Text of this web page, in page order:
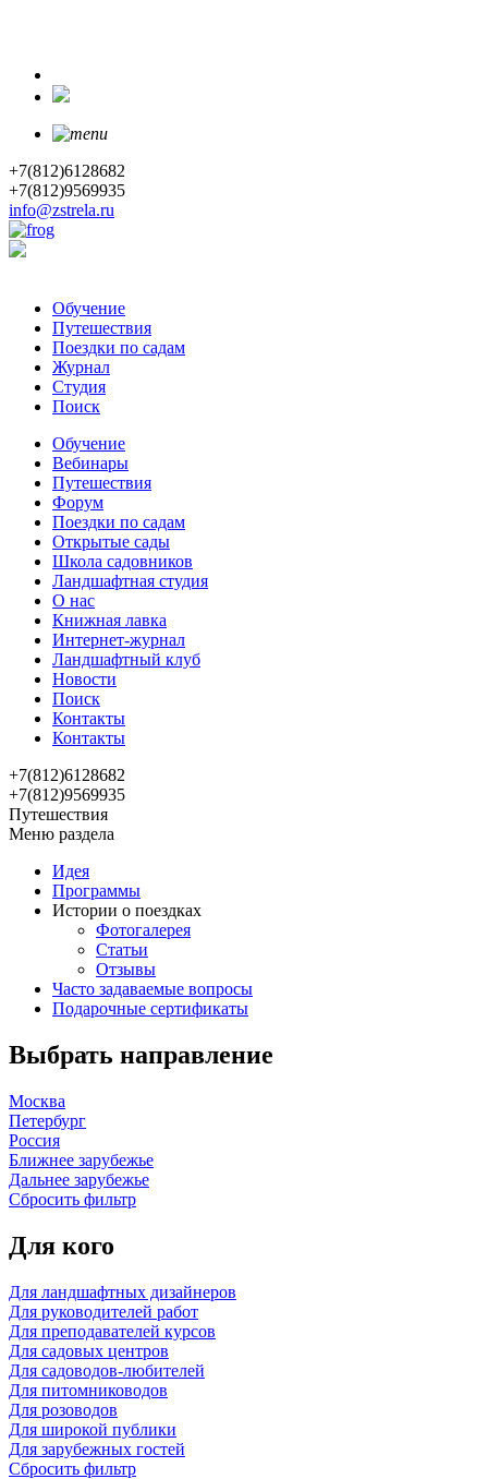
+7(812)6128682
+7(812)9569935
info@zstrela.ru
Обучение
Путешествия
Поездки по садам
Журнал
Студия
Поиск
Обучение
Вебинары
Путешествия
Форум
Поездки по садам
Открытые сады
Школа садовников
Ландшафтная студия
О нас
Книжная лавка
Интернет-журнал
Ландшафтный клуб
Новости
Поиск
Контакты
Контакты
+7(812)6128682
+7(812)9569935
Путешествия
Меню раздела
Идея
Программы
Истории о поездках
Фотогалерея
Статьи
Отзывы
Часто задаваемые вопросы
Подарочные сертификаты
Выбрать направление
Москва
Петербург
Россия
Ближнее зарубежье
Дальнее зарубежье
Сбросить фильтр
Для кого
Для ландшафтных дизайнеров
Для руководителей работ
Для преподавателей курсов
Для садовых центров
Для садоводов-любителей
Для питомниководов
Для розоводов
Для широкой публики
Для зарубежных гостей
Сбросить фильтр